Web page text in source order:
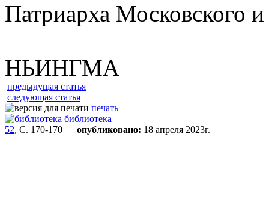
Патриарха Московского
НЬИНГМА
предыдущая статья
следующая статья
печать
библиотека
52, С. 170-170 опубликовано: 18 апреля 2023г.